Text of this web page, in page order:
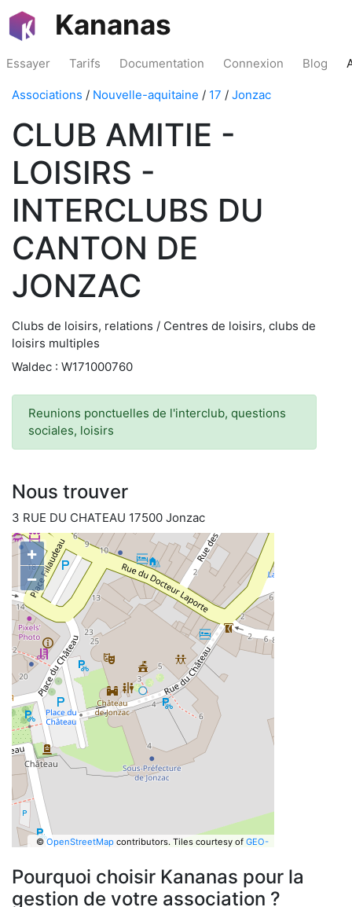
Kananas
Essayer Tarifs Documentation Connexion Blog
Associations / Nouvelle-aquitaine / 17 / Jonzac
CLUB AMITIE -
LOISIRS -
INTERCLUBS DU
CANTON DE
JONZAC
Clubs de loisirs, relations / Centres de loisirs, clubs de
loisirs multiples
Waldec : W171000760
Reunions ponctuelles de l'interclub, questions
sociales, loisirs
Nous trouver
3 RUE DU CHATEAU 17500 Jonzac
+
−
©OpenStreetMapcontributors. Tiles courtesy of GEO-
Pourquoi choisir Kananas pour la
gestion de votre association ?